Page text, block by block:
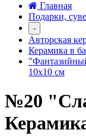
Главная
Подарки,
-
Авторская
Керамика в
10х10 см
№20